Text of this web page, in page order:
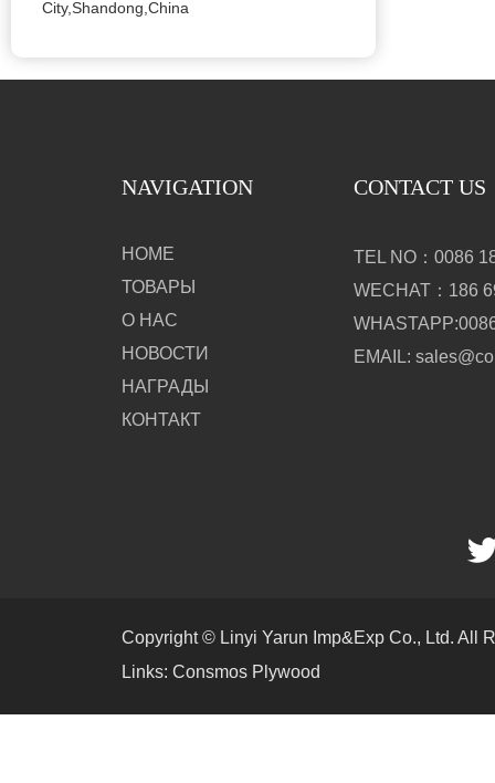
City,Shandong,China
NAVIGATION
HOME
ТОВАРЫ
О НАС
НОВОСТИ
НАГРАДЫ
КОНТАКТ
CONTACT US
TEL NO：0086
WECHAT：186
EMAIL:
Copyright © Linyi Yarun Imp&Exp Co., Ltd. All
Links: Consmos Plywood